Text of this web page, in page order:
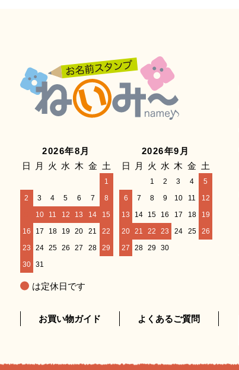
2026年8月
日
月 火 水 木 金 土
1
2
3 4 5 6 7
8
10 11 12 13 14
15
16
17 18 19 20 21
22
23
24 25 26 27 28
29
30
31
2026年9月
日
月 火 水 木 金 土
1 2 3 4
5
6
7 8 9 10 11
12
13
14 15 16 17 18
19
20 21 22 23 24 25
26
27
28 29 30
は定休日です
お買い物ガイド よくあるご質問